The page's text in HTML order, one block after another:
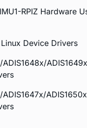
RPIZ Hardware
Linux Device Drivers
ADIS1648x/
ADIS1647x/